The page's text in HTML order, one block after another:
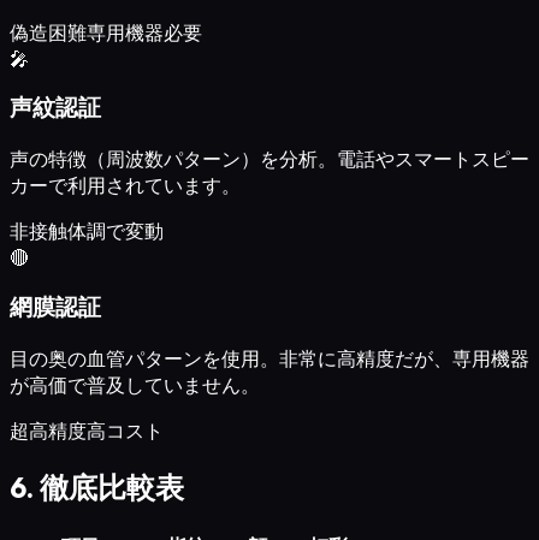
偽造困難専用機器必要
🎤
声紋認証
声の特徴（周波数パターン）を分析。電話やスマートスピー
カーで利用されています。
非接触体調で変動
🔴
網膜認証
目の奥の血管パターンを使用。非常に高精度だが、専用機器
が高価で普及していません。
超高精度高コスト
6. 徹底比較表